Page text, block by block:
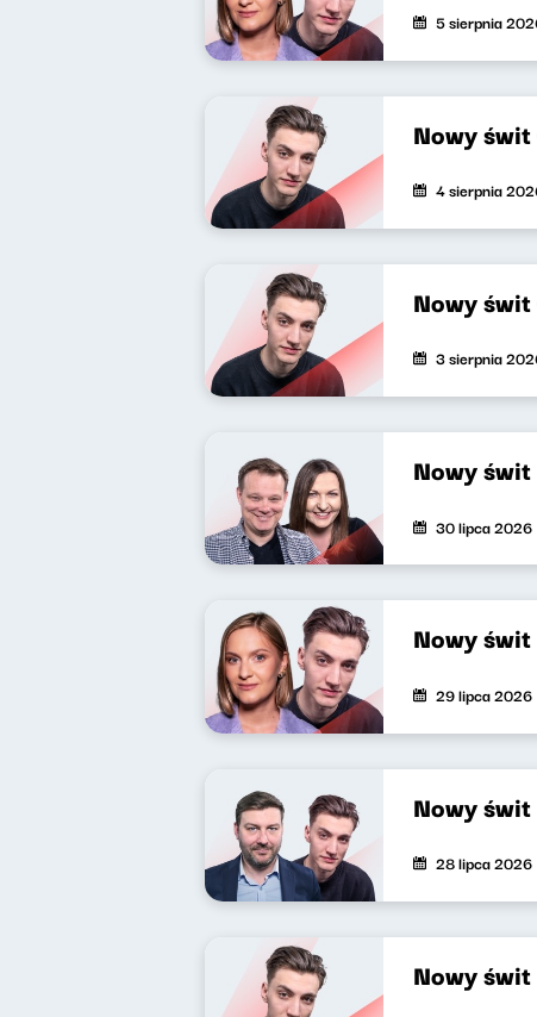
5 sierpnia
Nowy
4 sierpnia
Nowy
3 sierpnia
Nowy
30 lipca 2026
Nowy
29 lipca 2026
Nowy
28 lipca 2026
Nowy